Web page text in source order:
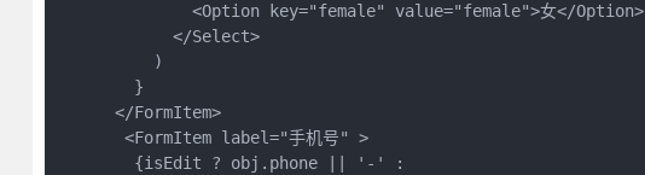
              <Option key="female" value="female">女</Option>
            </Select>
          )
        }
      </FormItem>
       <FormItem label="手机号" >
        {isEdit ? obj.phone || '-' :